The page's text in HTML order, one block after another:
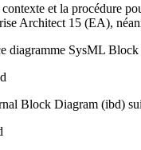
et la procédure
Architect 15 (EA),
diagramme SysML
Block Diagram (ibd)